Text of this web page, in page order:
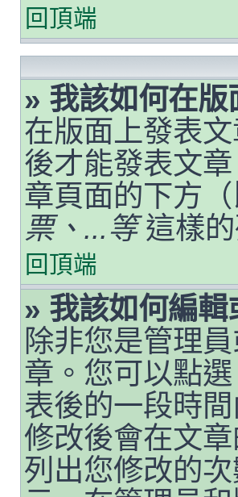
回頂端
» 我該如何在
在版面上發表
後才能發表文
章頁面的下方（
票、...等這樣的
回頂端
» 我該如何編
除非您是管理
章。您可以點選
表後的一段時
修改後會在文
列出您修改的